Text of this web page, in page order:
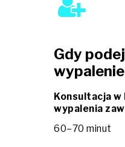
Gdy
Konsultacja
wypalenia
60–70 minut